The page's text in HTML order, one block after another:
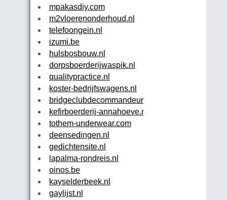
mpakasdiy.com
m2vloerenonderhoud.nl
telefoongein.nl
izumi.be
hulsbosbouw.nl
dorpsboerderijwaspik.nl
qualitypractice.nl
koster-bedrijfswagens.nl
bridgeclubdecommandeurs.nl
kefirboerderij-annahoeve.nl
tothem-underwear.com
deensedingen.nl
gedichtensite.nl
lapalma-rondreis.nl
oinos.be
kayselderbeek.nl
gaylijst.nl